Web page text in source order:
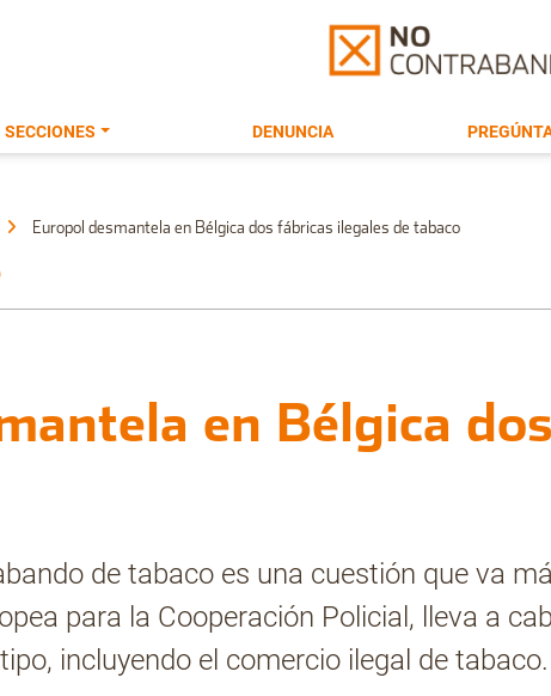
SECCIONES DENUNCIA
Europol desmantela en Bélgica dos fábricas ilegales de tabaco
en Bélgica
de tabaco es una cuestión que va
para la Cooperación Policial, lleva a
incluyendo el comercio ilegal de tabaco.